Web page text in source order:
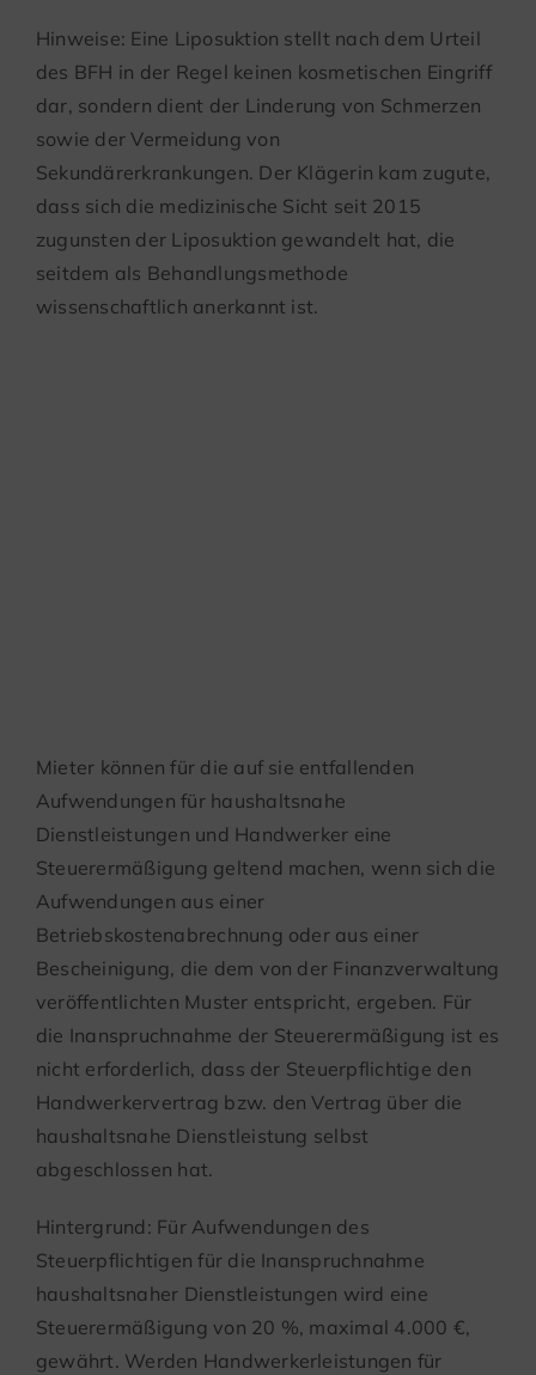
Hinweise: Eine Liposuktion stellt nach dem Urteil
des BFH in der Regel keinen kosmetischen Eingriff
dar, sondern dient der Linderung von Schmerzen
sowie der Vermeidung von
Sekundärerkrankungen. Der Klägerin kam zugute,
dass sich die medizinische Sicht seit 2015
zugunsten der Liposuktion gewandelt hat, die
seitdem als Behandlungsmethode
wissenschaftlich anerkannt ist.
Mieter können für die auf sie entfallenden
Aufwendungen für haushaltsnahe
Dienstleistungen und Handwerker eine
Steuerermäßigung geltend machen, wenn sich die
Aufwendungen aus einer
Betriebskostenabrechnung oder aus einer
Bescheinigung, die dem von der Finanzverwaltung
veröffentlichten Muster entspricht, ergeben. Für
die Inanspruchnahme der Steuerermäßigung ist es
nicht erforderlich, dass der Steuerpflichtige den
Handwerkervertrag bzw. den Vertrag über die
haushaltsnahe Dienstleistung selbst
abgeschlossen hat.
Hintergrund: Für Aufwendungen des
Steuerpflichtigen für die Inanspruchnahme
haushaltsnaher Dienstleistungen wird eine
Steuerermäßigung von 20 %, maximal 4.000 €,
gewährt. Werden Handwerkerleistungen für